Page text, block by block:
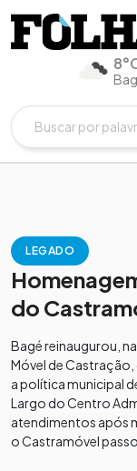
LEGADO
do
Bagé reinaugurou,
Móvel de
a política municipal
Largo do Centro
atendimentos após
o Castramóvel